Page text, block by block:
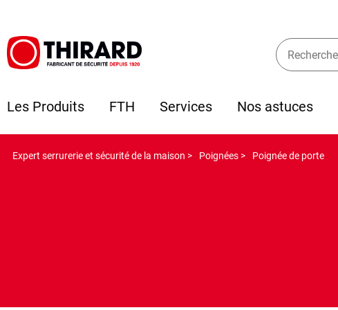
Les Produits FTH Services Nos astuces
Expert serrurerie et sécurité de la maison > Poignées > Poignée de porte